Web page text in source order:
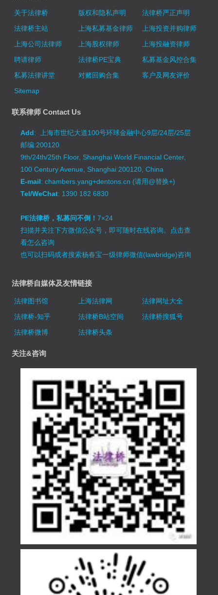
关于法律桥 版权和隐私声明
法律桥严正声明
法律桥主站
上海私募基金律师
上海投资并购律师
上海公司法律师
上海股权律师
上海投融资律师
聘请律师
法律桥PE宝典
私募基金风控合集
私募法律讲堂
对赌回购合集
客户及网友评价
Sitemap
联系律师 Contact Us
Add: 上海市世纪大道100号环球金融中心9层/24层/25层
邮编:200120
9th/24th/25th Floor, Shanghai World Financial Center,
100 Century Avenue, Shanghai 200120, China
E-mail: chambers.yang+dentons.cn (请用@替换+)
Tel/WeChat: 1390 182 6830
PE法律桥，私募问不倒！7×24
扫描并关注下方微信公众号，即可随时在线咨询。 点击查
看怎么咨询
也可以扫码或者搜索杨春宝一级律师微信(lawbridge)咨询
法律桥自媒体及友情链接
法律图书馆 上海法律网
法律网址大全
法律桥-知乎
法律桥B站空间
法律桥搜狐号
法律桥微博
法律桥头条
关注&咨询